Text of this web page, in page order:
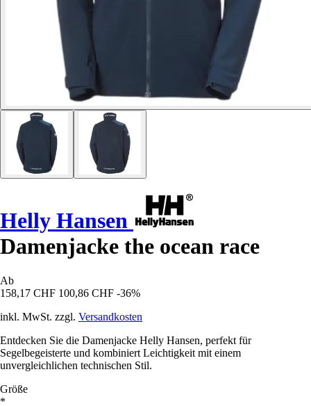
Helly Hansen
Damenjacke the ocean race
Ab
158,17 CHF 100,86 CHF -36%
inkl. MwSt. zzgl. Versandkosten
Entdecken Sie die Damenjacke Helly Hansen, perfekt für
Segelbegeisterte und kombiniert Leichtigkeit mit einem
unvergleichlichen technischen Stil.
Größe
*